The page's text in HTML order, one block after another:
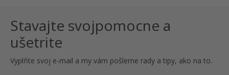
Stavajte svojpomocne a
ušetrite
Vyplňte svoj e-mail a my vám pošleme rady a tipy, ako na to.